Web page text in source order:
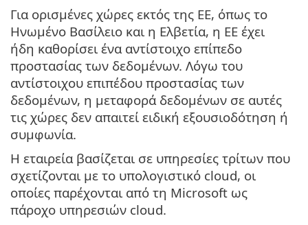
Για ορισμένες χώρες εκτός της ΕΕ, όπως το
Ηνωμένο Βασίλειο και η Ελβετία, η ΕΕ έχει
ήδη καθορίσει ένα αντίστοιχο επίπεδο
προστασίας των δεδομένων. Λόγω του
αντίστοιχου επιπέδου προστασίας των
δεδομένων, η μεταφορά δεδομένων σε αυτές
τις χώρες δεν απαιτεί ειδική εξουσιοδότηση ή
συμφωνία.
Η εταιρεία βασίζεται σε υπηρεσίες τρίτων που
σχετίζονται με το υπολογιστικό cloud, οι
οποίες παρέχονται από τη Microsoft ως
πάροχο υπηρεσιών cloud.